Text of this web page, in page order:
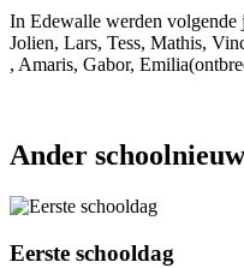
In Edewalle werden
Jolien, Lars, Tess, Mathis,
, Amaris, Gabor,
Ander
Eerste schooldag